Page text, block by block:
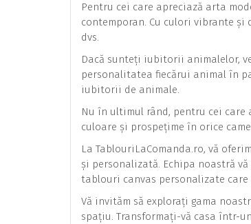
Pentru cei care apreciază arta
contemporan. Cu culori vibrante
dvs.
Dacă sunteți iubitorii animalelor,
personalitatea fiecărui animal în
iubitorii de animale.
Nu în ultimul rând, pentru cei care
culoare și prospețime în orice
La TablouriLaComanda.ro, vă
și personalizată. Echipa noastră
tablouri canvas personalizate
Vă invităm să explorați gama
spațiu. Transformați-vă casa într-